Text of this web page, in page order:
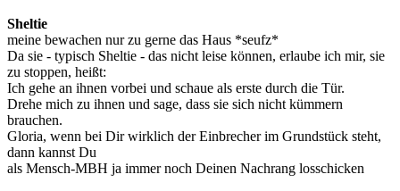
Sheltie
meine bewachen nur zu gerne das Haus *seufz*
Da sie - typisch Sheltie - das nicht leise können, erlaube ich mir, sie
zu stoppen, heißt:
Ich gehe an ihnen vorbei und schaue als erste durch die Tür.
Drehe mich zu ihnen und sage, dass sie sich nicht kümmern
brauchen.
Gloria, wenn bei Dir wirklich der Einbrecher im Grundstück steht,
dann kannst Du
als Mensch-MBH ja immer noch Deinen Nachrang losschicken